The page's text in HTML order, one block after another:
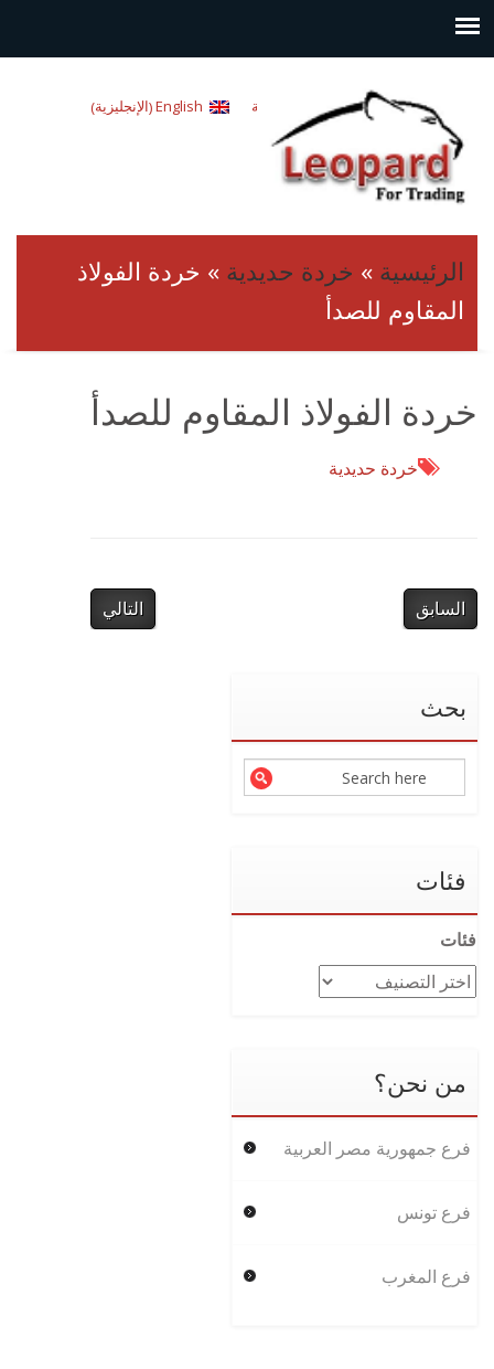
العربية English
(الإنجليزية)
الرئيسية » خردة حديدية » خردة الفولاذ
المقاوم للصدأ
خردة الفولاذ المقاوم للصدأ
خردة حديدية
السابق التالي
بحث
فئات
فئات
من نحن؟
فرع جمهورية مصر العربية
فرع تونس
فرع المغرب